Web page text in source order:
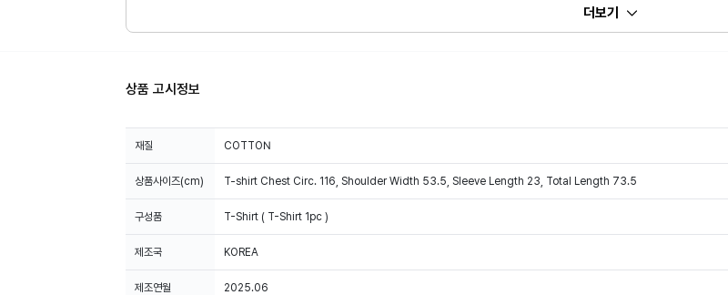
더보기
상품 고시정보
재질 COTTON
상품사이즈(cm) T-shirt Chest Circ. 116, Shoulder Width 53.5, Sleeve Length 23, Total Length 73.5
구성품 T-Shirt ( T-Shirt 1pc )
제조국 KOREA
제조연월 2025.06